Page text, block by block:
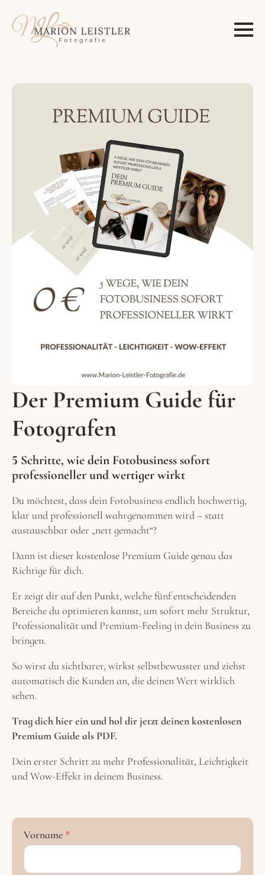
Der Premium Guide für
Fotografen
5 Schritte, wie dein Fotobusiness sofort
professioneller und wertiger wirkt
Du möchtest, dass dein Fotobusiness endlich hochwertig,
klar und professionell wahrgenommen wird – statt
austauschbar oder „nett gemacht“?
Dann ist dieser kostenlose Premium Guide genau das
Richtige für dich.
Er zeigt dir auf den Punkt, welche fünf entscheidenden
Bereiche du optimieren kannst, um sofort mehr Struktur,
Professionalität und Premium-Feeling in dein Business zu
bringen.
So wirst du sichtbarer, wirkst selbstbewusster und ziehst
automatisch die Kunden an, die deinen Wert wirklich
sehen.
Trag dich hier ein und hol dir jetzt deinen kostenlosen
Premium Guide als PDF.
Dein erster Schritt zu mehr Professionalität, Leichtigkeit
und Wow-Effekt in deinem Business.
Vorname *